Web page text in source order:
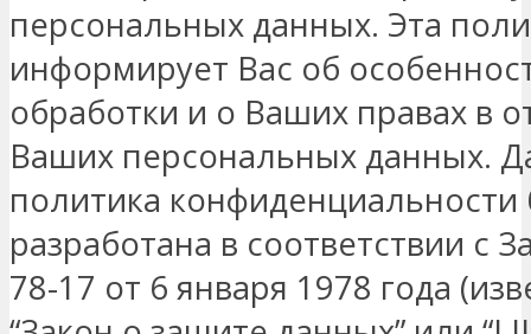
персональных данных. Эта
информирует Вас об
обработки и о Ваших правах в
Ваших персональных данных.
политика
разработана в соответствии с
78-17 от 6 января 1978 года